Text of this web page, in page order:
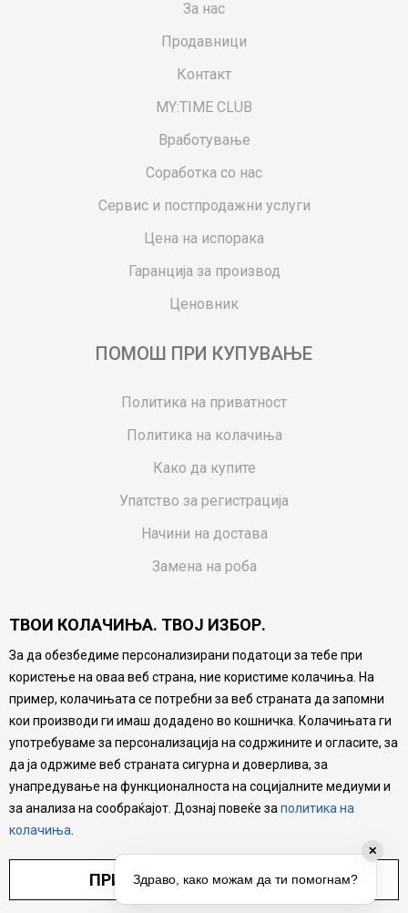
За нас
Продавници
Контакт
MY:TIME CLUB
Вработување
Соработка со нас
Сервис и постпродажни услуги
Цена на испорака
Гаранција за производ
Ценовник
ПОМОШ ПРИ КУПУВАЊЕ
Политика на приватност
Политика на колачиња
Како да купите
Упатство за регистрација
Начини на достава
Замена на роба
Ваучери
Product Finder
FAQs
Настојуваме да бидеме што попрецизни во описот на
производите, прикажување на слики и цени, но не
можеме да гарантираме дека сите информации се
комплетни и без грешка. Сите производи се дел од
нашата понуда, но не се подразбира дека мора да се
достапни во секој момент.
ТВОИ КОЛАЧИЊА. ТВОЈ ИЗБОР.
За да обезбедиме персонализирани податоци за тебе при
користење на оваа веб страна, ние користиме колачиња. На
пример, колачињата се потребни за веб страната да запомни
кои производи ги имаш додадено во кошничка. Колачињата ги
употребуваме за персонализација на содржините и огласите, за
да ја одржиме веб страната сигурна и доверлива, за
унапредување на функционалноста на социјалните медиуми и
за анализа на сообраќајот. Дознај повеќе за политика на
колачиња
ПРИЛАГОДИ ПОСТАВУВАЊА
✕
Здраво, како можам да ти помогнам?